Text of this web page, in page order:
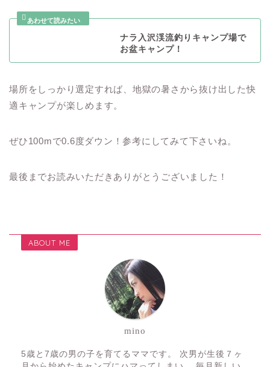
ナラ入沢渓流釣りキャンプ場で
お盆キャンプ！
場所をしっかり選定すれば、地獄の暑さから抜け出した快
適キャンプが楽しめます。
ぜひ100mで0.6度ダウン！参考にしてみて下さいね。
最後までお読みいただきありがとうございました！
ABOUT ME
mino
5歳と7歳の男の子を育てるママです。 次男が生後７ヶ